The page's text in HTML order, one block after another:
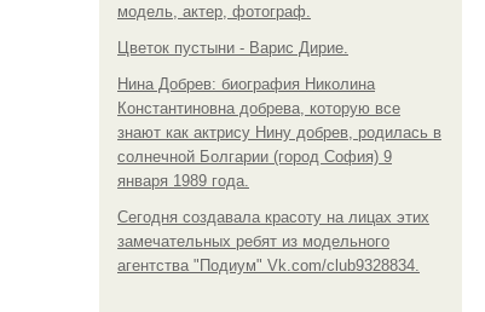
модель, актер, фотограф.
Цветок пустыни - Варис Дирие.
Нина Добрев: биография Николина
Константиновна добрева, которую все
знают как актрису Нину добрев, родилась в
солнечной Болгарии (город София) 9
января 1989 года.
Сегодня создавала красоту на лицах этих
замечательных ребят из модельного
агентства "Подиум" Vk.com/club9328834.